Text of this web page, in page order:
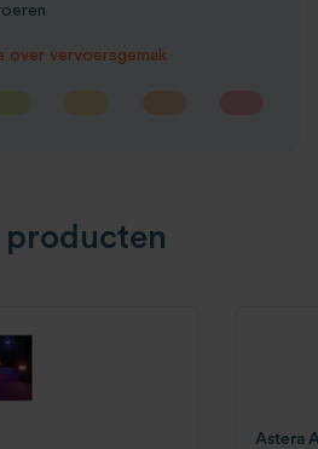
over vervoersgemak
Astera